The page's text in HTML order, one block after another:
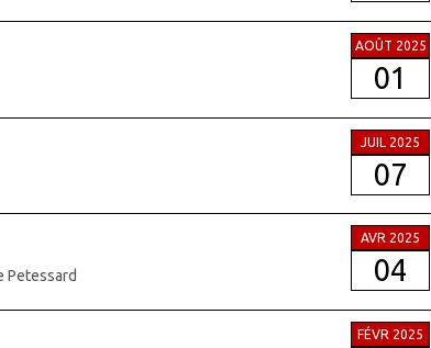
AOÛT 2025
01
JUIL 2025
07
Petessard
AVR 2025
04
FÉVR 2025